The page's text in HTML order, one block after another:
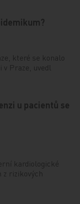
které se konalo
v Praze, uvedl
u pacientů se
kardiologické
z rizikových